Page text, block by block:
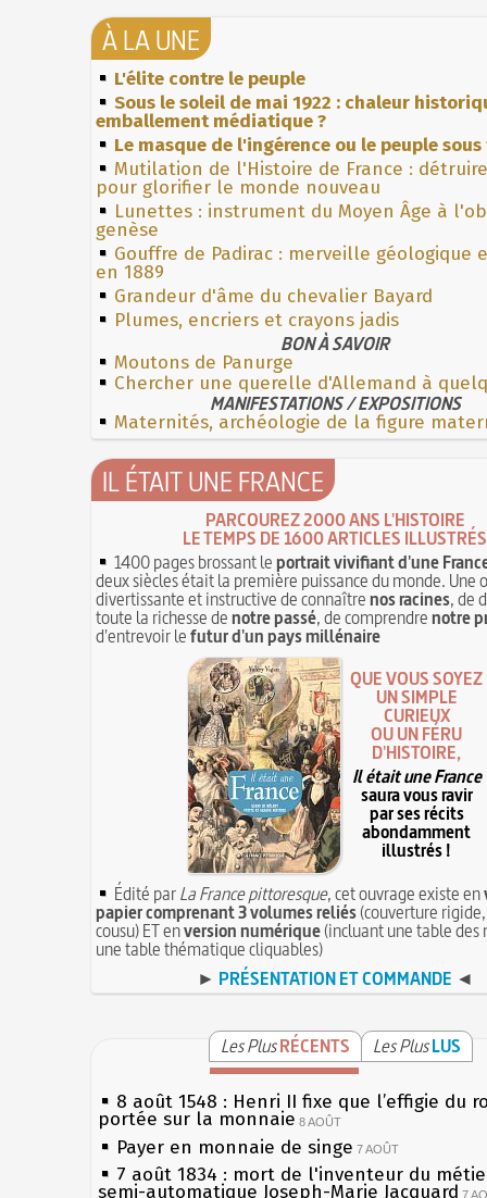
À LA UNE
L'élite contre le peuple
Sous le soleil de mai 1922 : chaleur
emballement médiatique ?
Le masque de l'ingérence ou le peuple
Mutilation de l'Histoire de France :
pour glorifier le monde nouveau
Lunettes : instrument du Moyen Âge à
genèse
Gouffre de Padirac : merveille géologique
en 1889
Grandeur d'âme du chevalier Bayard
Plumes, encriers et crayons jadis
BON À SAVOIR
Moutons de Panurge
Chercher une querelle d'Allemand à
MANIFESTATIONS / EXPOSITIONS
Maternités, archéologie de la figure
IL ÉTAIT UNE FRANCE
PARCOUREZ 2000 ANS L'HISTOIRE
LE TEMPS DE 1600 ARTICLES ILLUSTRÉS
1400 pages brossant leportrait vivifiant d'une
deux siècles était la première puissance du monde. Une
divertissante et instructive de connaîtrenos racines, de
toute la richesse denotre passé, de comprendrenotre
d'entrevoir lefutur d'un pays millénaire
QUE VOUS SOYEZ
UN SIMPLE
CURIEUX
OU UN FÉRU
D'HISTOIRE,
Il était une France
saura vous ravir
par ses récits
abondamment
illustrés !
Édité parLa France pittoresque, cet ouvrage existe en
papier comprenant 3 volumes reliés(couverture
cousu) ET enversion numérique(incluant une table des
une table thématique cliquables)
► PRÉSENTATION ET COMMANDE ◄
Les PlusRÉCENTS Les PlusLUS
8 août 1548 : Henri II fixe que l’effigie du
portée sur la monnaie 8 AOÛT
Payer en monnaie de singe 7 AOÛT
7 août 1834 : mort de l'inventeur du
semi-automatique Joseph-Marie Jacquard 7